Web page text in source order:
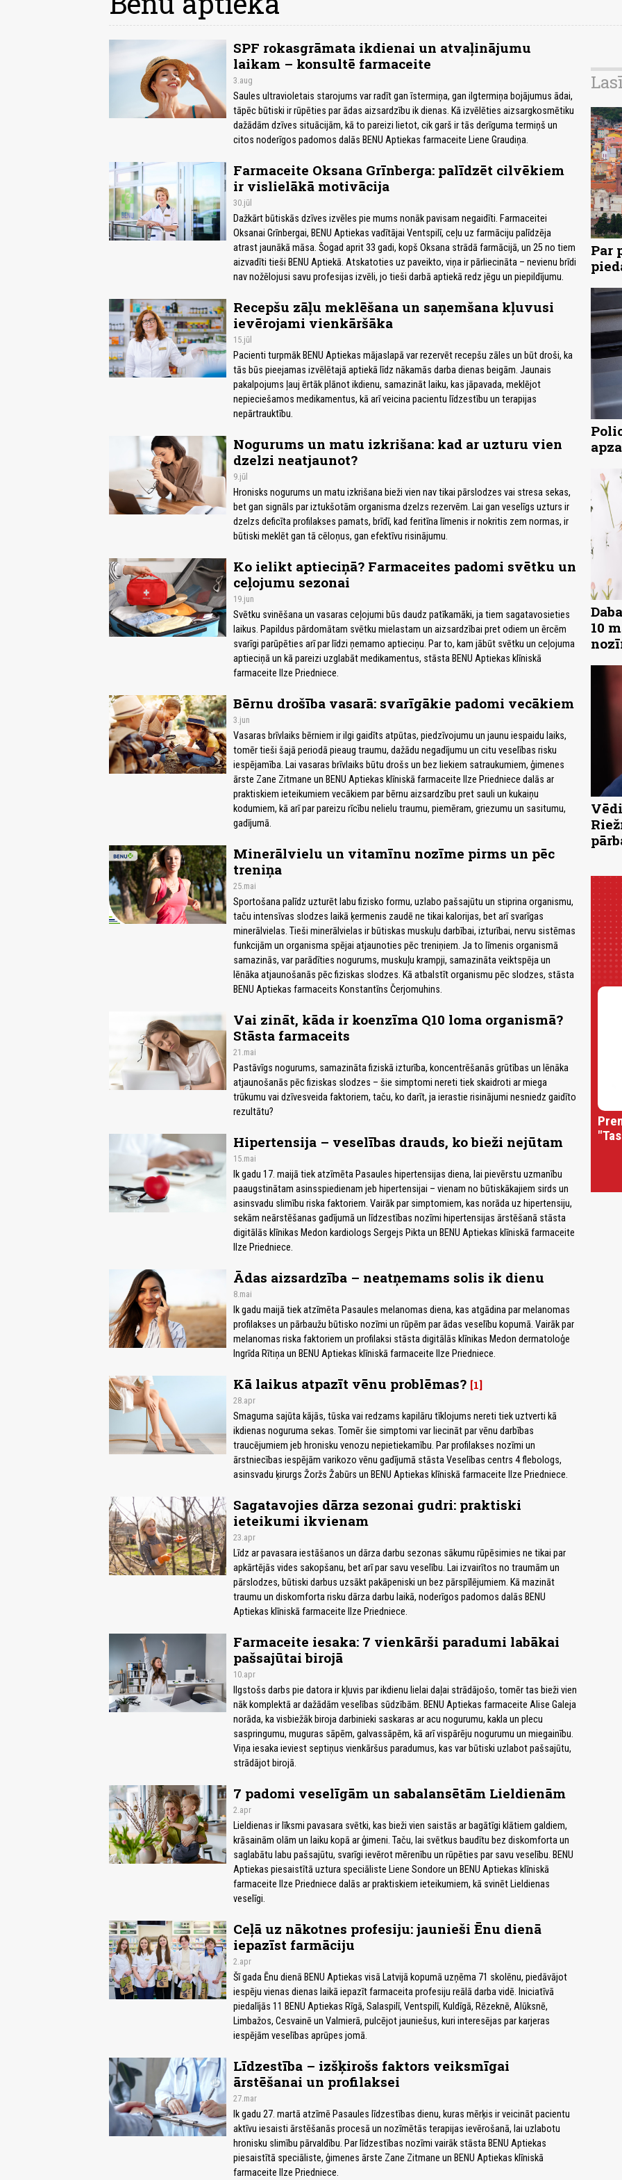
SPF rokasgrāmata ikdienai un atvaļinājumu
laikam – konsultē farmaceite
3.aug
Saules ultravioletais starojums var radīt gan īstermiņa, gan ilgtermiņa bojājumus ādai,
tāpēc būtiski ir rūpēties par ādas aizsardzību ik dienas. Kā izvēlēties aizsargkosmētiku
dažādām dzīves situācijām, kā to pareizi lietot, cik garš ir tās derīguma termiņš un
citos noderīgos padomos dalās BENU Aptiekas farmaceite Liene Graudiņa.
Farmaceite Oksana Grīnberga: palīdzēt cilvēkiem
ir vislielākā motivācija
30.jūl
Dažkārt būtiskās dzīves izvēles pie mums nonāk pavisam negaidīti. Farmaceitei
Oksanai Grīnbergai, BENU Aptiekas vadītājai Ventspilī, ceļu uz farmāciju palīdzēja
atrast jaunākā māsa. Šogad aprit 33 gadi, kopš Oksana strādā farmācijā, un 25 no tiem
aizvadīti tieši BENU Aptiekā. Atskatoties uz paveikto, viņa ir pārliecināta – nevienu brīdi
nav nožēlojusi savu profesijas izvēli, jo tieši darbā aptiekā redz jēgu un piepildījumu.
Recepšu zāļu meklēšana un saņemšana kļuvusi
ievērojami vienkāršāka
15.jūl
Pacienti turpmāk BENU Aptiekas mājaslapā var rezervēt recepšu zāles un būt droši, ka
tās būs pieejamas izvēlētajā aptiekā līdz nākamās darba dienas beigām. Jaunais
pakalpojums ļauj ērtāk plānot ikdienu, samazināt laiku, kas jāpavada, meklējot
nepieciešamos medikamentus, kā arī veicina pacientu līdzestību un terapijas
nepārtrauktību.
Nogurums un matu izkrišana: kad ar uzturu vien
dzelzi neatjaunot?
9.jūl
Hronisks nogurums un matu izkrišana bieži vien nav tikai pārslodzes vai stresa sekas,
bet gan signāls par iztukšotām organisma dzelzs rezervēm. Lai gan veselīgs uzturs ir
dzelzs deficīta profilakses pamats, brīdī, kad feritīna līmenis ir nokritis zem normas, ir
būtiski meklēt gan tā cēloņus, gan efektīvu risinājumu.
Ko ielikt aptieciņā? Farmaceites padomi svētku un
ceļojumu sezonai
19.jun
Svētku svinēšana un vasaras ceļojumi būs daudz patīkamāki, ja tiem sagatavosieties
laikus. Papildus pārdomātam svētku mielastam un aizsardzībai pret odiem un ērcēm
svarīgi parūpēties arī par līdzi ņemamo aptieciņu. Par to, kam jābūt svētku un ceļojuma
aptieciņā un kā pareizi uzglabāt medikamentus, stāsta BENU Aptiekas klīniskā
farmaceite Ilze Priedniece.
Bērnu drošība vasarā: svarīgākie padomi vecākiem
3.jun
Vasaras brīvlaiks bērniem ir ilgi gaidīts atpūtas, piedzīvojumu un jaunu iespaidu laiks,
tomēr tieši šajā periodā pieaug traumu, dažādu negadījumu un citu veselības risku
iespējamība. Lai vasaras brīvlaiks būtu drošs un bez liekiem satraukumiem, ģimenes
ārste Zane Zitmane un BENU Aptiekas klīniskā farmaceite Ilze Priedniece dalās ar
praktiskiem ieteikumiem vecākiem par bērnu aizsardzību pret sauli un kukaiņu
kodumiem, kā arī par pareizu rīcību nelielu traumu, piemēram, griezumu un sasitumu,
gadījumā.
Minerālvielu un vitamīnu nozīme pirms un pēc
treniņa
25.mai
Sportošana palīdz uzturēt labu fizisko formu, uzlabo pašsajūtu un stiprina organismu,
taču intensīvas slodzes laikā ķermenis zaudē ne tikai kalorijas, bet arī svarīgas
minerālvielas. Tieši minerālvielas ir būtiskas muskuļu darbībai, izturībai, nervu sistēmas
funkcijām un organisma spējai atjaunoties pēc treniņiem. Ja to līmenis organismā
samazinās, var parādīties nogurums, muskuļu krampji, samazināta veiktspēja un
lēnāka atjaunošanās pēc fiziskas slodzes. Kā atbalstīt organismu pēc slodzes, stāsta
BENU Aptiekas farmaceits Konstantīns Čerjomuhins.
Vai zināt, kāda ir koenzīma Q10 loma organismā?
Stāsta farmaceits
21.mai
Pastāvīgs nogurums, samazināta fiziskā izturība, koncentrēšanās grūtības un lēnāka
atjaunošanās pēc fiziskas slodzes – šie simptomi nereti tiek skaidroti ar miega
trūkumu vai dzīvesveida faktoriem, taču, ko darīt, ja ierastie risinājumi nesniedz gaidīto
rezultātu?
Hipertensija – veselības drauds, ko bieži nejūtam
15.mai
Ik gadu 17. maijā tiek atzīmēta Pasaules hipertensijas diena, lai pievērstu uzmanību
paaugstinātam asinsspiedienam jeb hipertensijai – vienam no būtiskākajiem sirds un
asinsvadu slimību riska faktoriem. Vairāk par simptomiem, kas norāda uz hipertensiju,
sekām neārstēšanas gadījumā un līdzestības nozīmi hipertensijas ārstēšanā stāsta
digitālās klīnikas Medon kardiologs Sergejs Pikta un BENU Aptiekas klīniskā farmaceite
Ilze Priedniece.
Ādas aizsardzība – neatņemams solis ik dienu
8.mai
Ik gadu maijā tiek atzīmēta Pasaules melanomas diena, kas atgādina par melanomas
profilakses un pārbaužu būtisko nozīmi un rūpēm par ādas veselību kopumā. Vairāk par
melanomas riska faktoriem un profilaksi stāsta digitālās klīnikas Medon dermatoloģe
Ingrīda Rītiņa un BENU Aptiekas klīniskā farmaceite Ilze Priedniece.
Kā laikus atpazīt vēnu problēmas? 1
28.apr
Smaguma sajūta kājās, tūska vai redzams kapilāru tīklojums nereti tiek uztverti kā
ikdienas noguruma sekas. Tomēr šie simptomi var liecināt par vēnu darbības
traucējumiem jeb hronisku venozu nepietiekamību. Par profilakses nozīmi un
ārstniecības iespējām varikozo vēnu gadījumā stāsta Veselības centrs 4 flebologs,
asinsvadu ķirurgs Žoržs Žabūrs un BENU Aptiekas klīniskā farmaceite Ilze Priedniece.
Sagatavojies dārza sezonai gudri: praktiski
ieteikumi ikvienam
23.apr
Līdz ar pavasara iestāšanos un dārza darbu sezonas sākumu rūpēsimies ne tikai par
apkārtējās vides sakopšanu, bet arī par savu veselību. Lai izvairītos no traumām un
pārslodzes, būtiski darbus uzsākt pakāpeniski un bez pārspīlējumiem. Kā mazināt
traumu un diskomforta risku dārza darbu laikā, noderīgos padomos dalās BENU
Aptiekas klīniskā farmaceite Ilze Priedniece.
Farmaceite iesaka: 7 vienkārši paradumi labākai
pašsajūtai birojā
10.apr
Ilgstošs darbs pie datora ir kļuvis par ikdienu lielai daļai strādājošo, tomēr tas bieži vien
nāk komplektā ar dažādām veselības sūdzībām. BENU Aptiekas farmaceite Alise Galeja
norāda, ka visbiežāk biroja darbinieki saskaras ar acu nogurumu, kakla un plecu
saspringumu, muguras sāpēm, galvassāpēm, kā arī vispārēju nogurumu un miegainību.
Viņa iesaka ieviest septiņus vienkāršus paradumus, kas var būtiski uzlabot pašsajūtu,
strādājot birojā.
7 padomi veselīgām un sabalansētām Lieldienām
2.apr
Lieldienas ir līksmi pavasara svētki, kas bieži vien saistās ar bagātīgi klātiem galdiem,
krāsainām olām un laiku kopā ar ģimeni. Taču, lai svētkus baudītu bez diskomforta un
saglabātu labu pašsajūtu, svarīgi ievērot mērenību un rūpēties par savu veselību. BENU
Aptiekas piesaistītā uztura speciāliste Liene Sondore un BENU Aptiekas klīniskā
farmaceite Ilze Priedniece dalās ar praktiskiem ieteikumiem, kā svinēt Lieldienas
veselīgi.
Ceļā uz nākotnes profesiju: jaunieši Ēnu dienā
iepazīst farmāciju
2.apr
Šī gada Ēnu dienā BENU Aptiekas visā Latvijā kopumā uzņēma 71 skolēnu, piedāvājot
iespēju vienas dienas laikā iepazīt farmaceita profesiju reālā darba vidē. Iniciatīvā
piedalījās 11 BENU Aptiekas Rīgā, Salaspilī, Ventspilī, Kuldīgā, Rēzeknē, Alūksnē,
Limbažos, Cesvainē un Valmierā, pulcējot jauniešus, kuri interesējas par karjeras
iespējām veselības aprūpes jomā.
Līdzestība – izšķirošs faktors veiksmīgai
ārstēšanai un profilaksei
27.mar
Ik gadu 27. martā atzīmē Pasaules līdzestības dienu, kuras mērķis ir veicināt pacientu
aktīvu iesaisti ārstēšanās procesā un nozīmētās terapijas ievērošanā, lai uzlabotu
hronisku slimību pārvaldību. Par līdzestības nozīmi vairāk stāsta BENU Aptiekas
piesaistītā speciāliste, ģimenes ārste Zane Zitmane un BENU Aptiekas klīniskā
farmaceite Ilze Priedniece.
Par
10